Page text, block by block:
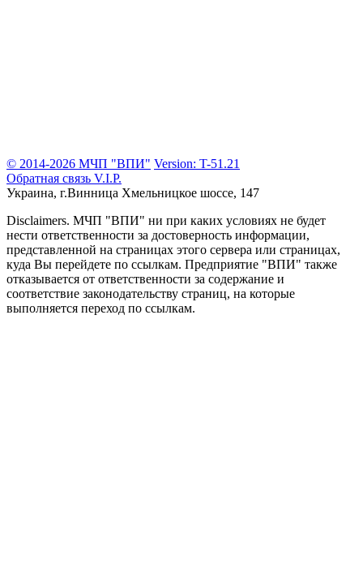
© 2014-2026 МЧП "ВПИ" Version: T-51.21
Обратная связь V.I.P.
Украина, г.Винница Хмельницкое шоссе, 147
Disclaimers. МЧП "ВПИ" ни при каких условиях не будет
нести ответственности за достоверность информации,
представленной на страницах этого сервера или страницах,
куда Вы перейдете по ссылкам. Предприятие "ВПИ" также
отказывается от ответственности за содержание и
соответствие законодательству страниц, на которые
выполняется переход по ссылкам.